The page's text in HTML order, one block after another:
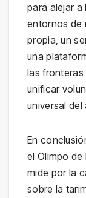
para alejar a
entornos de
propia, un
una
las
unificar
universal
En
el Olimpo
mide por la
sobre la